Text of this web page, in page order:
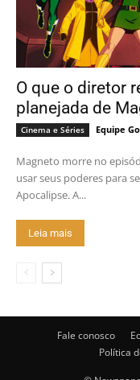
O que o diretor
planejada de
Cinema e Séries Equipe
Magneto morre no
usar seus poderes para
Apocalipse. A...
Leia mais
Fale conosco
Política